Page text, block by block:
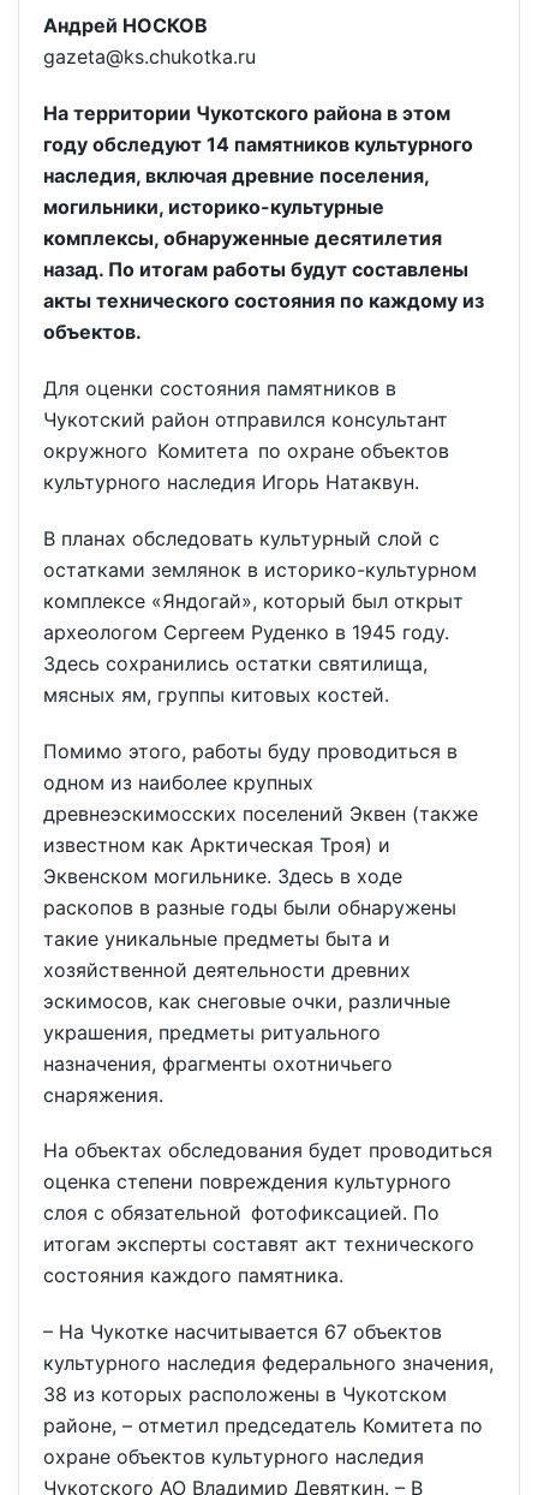
Андрей НОСКОВ
gazeta@ks.chukotka.ru
На территории Чукотского района в этом
году обследуют 14 памятников культурного
наследия, включая древние поселения,
могильники, историко-культурные
комплексы, обнаруженные десятилетия
назад. По итогам работы будут составлены
акты технического состояния по каждому из
объектов.
Для оценки состояния памятников в
Чукотский район отправился консультант
окружного Комитета по охране объектов
культурного наследия Игорь Натаквун.
В планах обследовать культурный слой с
остатками землянок в историко-культурном
комплексе «Яндогай», который был открыт
археологом Сергеем Руденко в 1945 году.
Здесь сохранились остатки святилища,
мясных ям, группы китовых костей.
Помимо этого, работы буду проводиться в
одном из наиболее крупных
древнеэскимосских поселений Эквен (также
известном как Арктическая Троя) и
Эквенском могильнике. Здесь в ходе
раскопов в разные годы были обнаружены
такие уникальные предметы быта и
хозяйственной деятельности древних
эскимосов, как снеговые очки, различные
украшения, предметы ритуального
назначения, фрагменты охотничьего
снаряжения.
На объектах обследования будет проводиться
оценка степени повреждения культурного
слоя с обязательной фотофиксацией. По
итогам эксперты составят акт технического
состояния каждого памятника.
– На Чукотке насчитывается 67 объектов
культурного наследия федерального значения,
38 из которых расположены в Чукотском
районе, – отметил председатель Комитета по
охране объектов культурного наследия
Чукотского АО Владимир Девяткин. – В